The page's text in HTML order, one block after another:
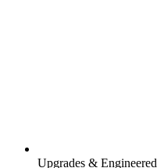
Upgrades & Engineered